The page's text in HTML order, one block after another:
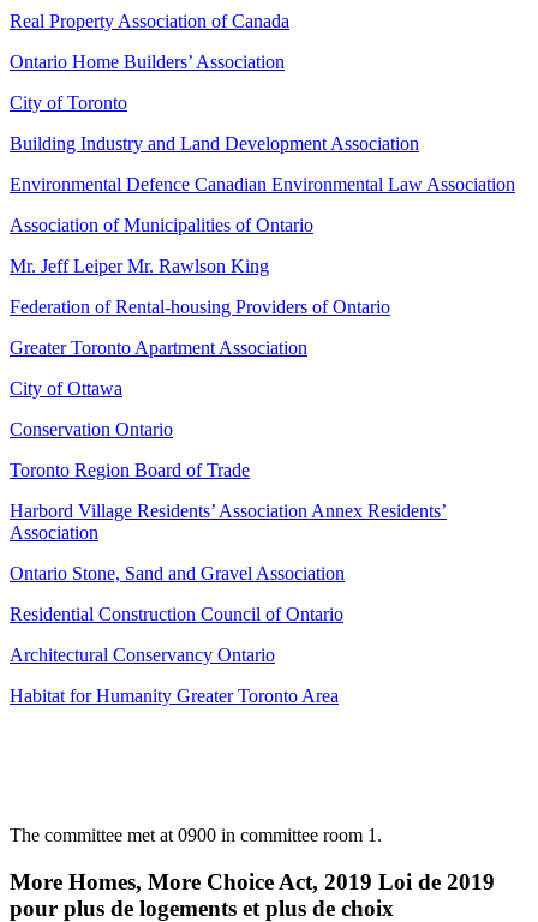
Real Property Association of Canada
Ontario Home Builders’ Association
City of Toronto
Building Industry and Land Development Association
Environmental Defence Canadian Environmental Law Association
Association of Municipalities of Ontario
Mr. Jeff Leiper Mr. Rawlson King
Federation of Rental-housing Providers of Ontario
Greater Toronto Apartment Association
City of Ottawa
Conservation Ontario
Toronto Region Board of Trade
Harbord Village Residents’ Association Annex Residents’
Association
Ontario Stone, Sand and Gravel Association
Residential Construction Council of Ontario
Architectural Conservancy Ontario
Habitat for Humanity Greater Toronto Area
The committee met at 0900 in committee room 1.
More Homes, More Choice Act, 2019 Loi de 2019
pour plus de logements et plus de choix